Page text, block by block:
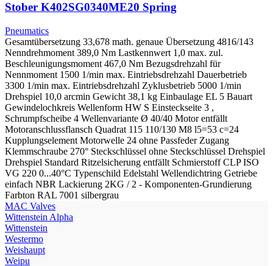
Stober K402SG0340ME20 Spring
Pneumatics
Gesamtübersetzung 33,678 math. genaue Übersetzung 4816/143
Nenndrehmoment 389,0 Nm Lastkennwert 1,0 max. zul.
Beschleunigungsmoment 467,0 Nm Bezugsdrehzahl für
Nennmoment 1500 1/min max. Eintriebsdrehzahl Dauerbetrieb
3300 1/min max. Eintriebsdrehzahl Zyklusbetrieb 5000 1/min
Drehspiel 10,0 arcmin Gewicht 38,1 kg Einbaulage EL 5 Bauart
Gewindelochkreis Wellenform HW S Einsteckseite 3 ,
Schrumpfscheibe 4 Wellenvariante Ø 40/40 Motor entfällt
Motoranschlussflansch Quadrat 115 110/130 M8 l5=53 c=24
Kupplungselement Motorwelle 24 ohne Passfeder Zugang
Klemmschraube 270° Steckschlüssel ohne Steckschlüssel Drehspiel
Drehspiel Standard Ritzelsicherung entfällt Schmierstoff CLP ISO
VG 220 0...40°C Typenschild Edelstahl Wellendichtring Getriebe
einfach NBR Lackierung 2KG / 2 - Komponenten-Grundierung
Farbton RAL 7001 silbergrau
МAC Valves
Wittenstein Alpha
Wittenstein
Westermo
Weishaupt
Weipu